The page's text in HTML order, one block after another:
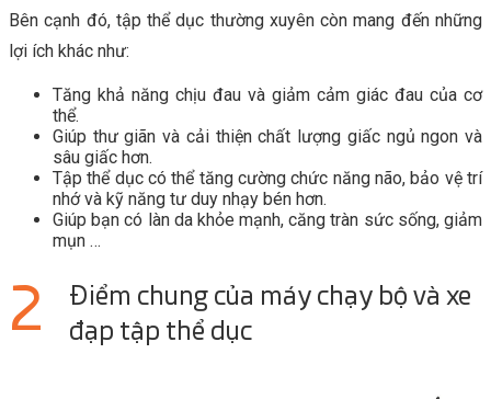
Bên cạnh đó, tập thể dục thường xuyên còn mang đến những
lợi ích khác như:
Tăng khả năng chịu đau và giảm cảm giác đau của cơ
thể.
Giúp thư giãn và cải thiện chất lượng giấc ngủ ngon và
sâu giấc hơn.
Tập thể dục có thể tăng cường chức năng não, bảo vệ trí
nhớ và kỹ năng tư duy nhạy bén hơn.
Giúp bạn có làn da khỏe mạnh, căng tràn sức sống, giảm
mụn …
Điểm chung của máy chạy bộ và xe
đạp tập thể dục